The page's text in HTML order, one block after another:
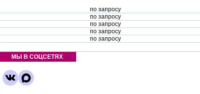
по запросу
по запросу
по запросу
по запросу
по запросу
МЫ В СОЦСЕТЯХ